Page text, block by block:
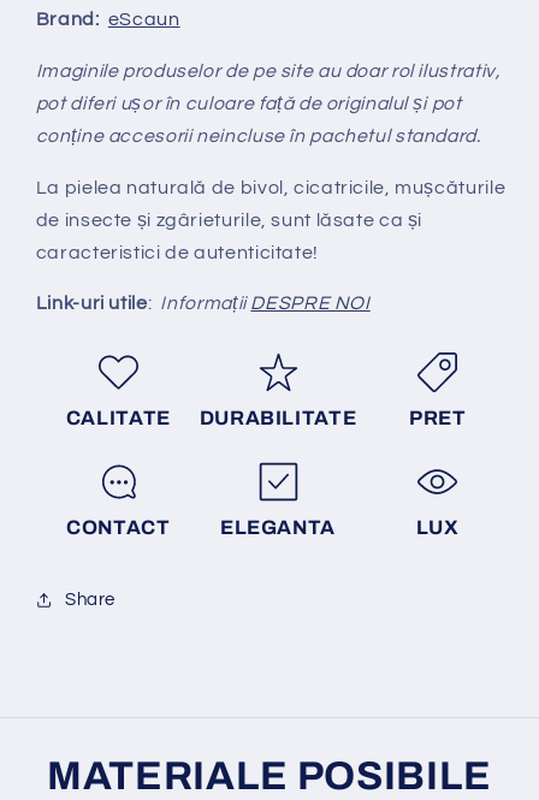
Brand: eScaun
Imaginile produselor de pe site au doar rol ilustrativ,
pot diferi ușor în culoare față de originalul și pot
conține accesorii neincluse în pachetul standard.
La pielea naturală de bivol, cicatricile, mușcăturile
de insecte și zgârieturile, sunt lăsate ca și
caracteristici de autenticitate!
Link-uri utile: InformațiiDESPRE NOI
CALITATE DURABILITATE PRET
CONTACT ELEGANTA LUX
Share
MATERIALE POSIBILE